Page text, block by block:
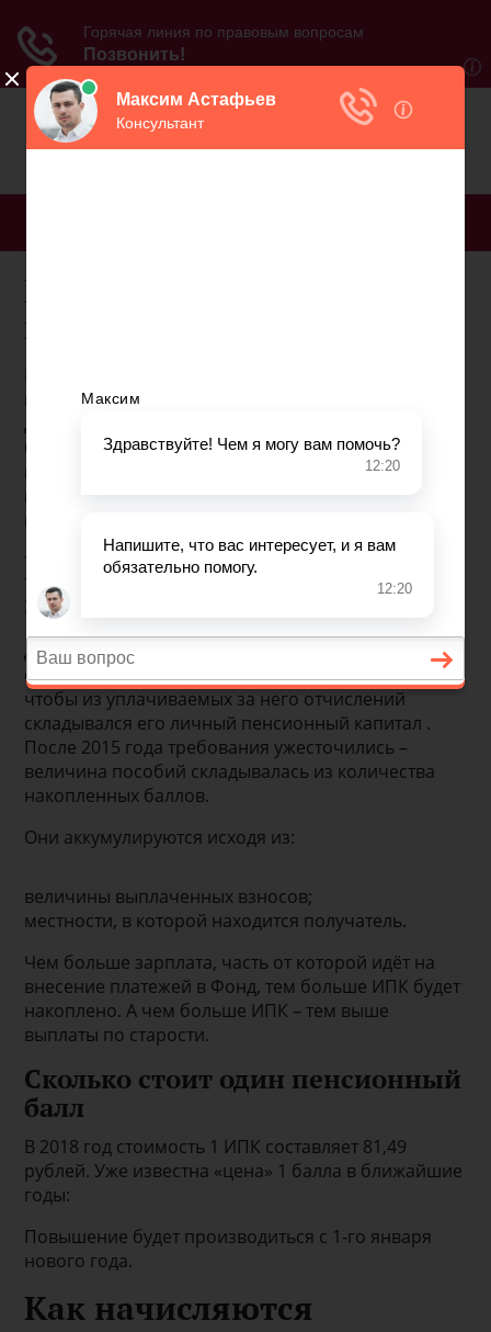
Как вычислить зарплату в
пенсионном фонде
пришла новая. Она, по замыслу законодателей,
должна была обеспечить размер пенсии, который
бы соответствовал продолжительности выработки
каждого гражданина. Показатели переводились в
пенсионные баллы – условные единицы, с
помощью которых проводится расчёт пособий.
Пенсионные баллы. Что
это такое и зачем нужны
До 2015 года гражданину требовалась выработать
определённый стаж и работать официально,
чтобы из уплачиваемых за него отчислений
складывался его личный пенсионный капитал .
После 2015 года требования ужесточились –
величина пособий складывалась из количества
накопленных баллов.
Они аккумулируются исходя из:
величины выплаченных взносов;
местности, в которой находится получатель.
Чем больше зарплата, часть от которой идёт на
внесение платежей в Фонд, тем больше ИПК будет
накоплено. А чем больше ИПК – тем выше
выплаты по старости.
Сколько стоит один пенсионный
балл
В 2018 год стоимость 1 ИПК составляет 81,49
рублей. Уже известна «цена» 1 балла в ближайшие
годы:
Повышение будет производиться с 1-го января
нового года.
Как начисляются